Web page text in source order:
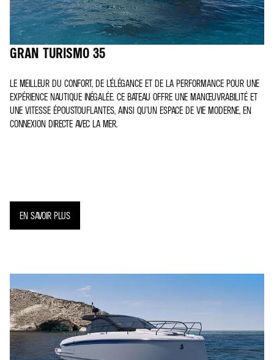
GRAN TURISMO 35
LE MEILLEUR DU CONFORT, DE L’ÉLÉGANCE ET DE LA PERFORMANCE POUR UNE
EXPÉRIENCE NAUTIQUE INÉGALÉE. CE BATEAU OFFRE UNE MANŒUVRABILITÉ ET
UNE VITESSE ÉPOUSTOUFLANTES, AINSI QU’UN ESPACE DE VIE MODERNE, EN
CONNEXION DIRECTE AVEC LA MER.
EN SAVOIR PLUS